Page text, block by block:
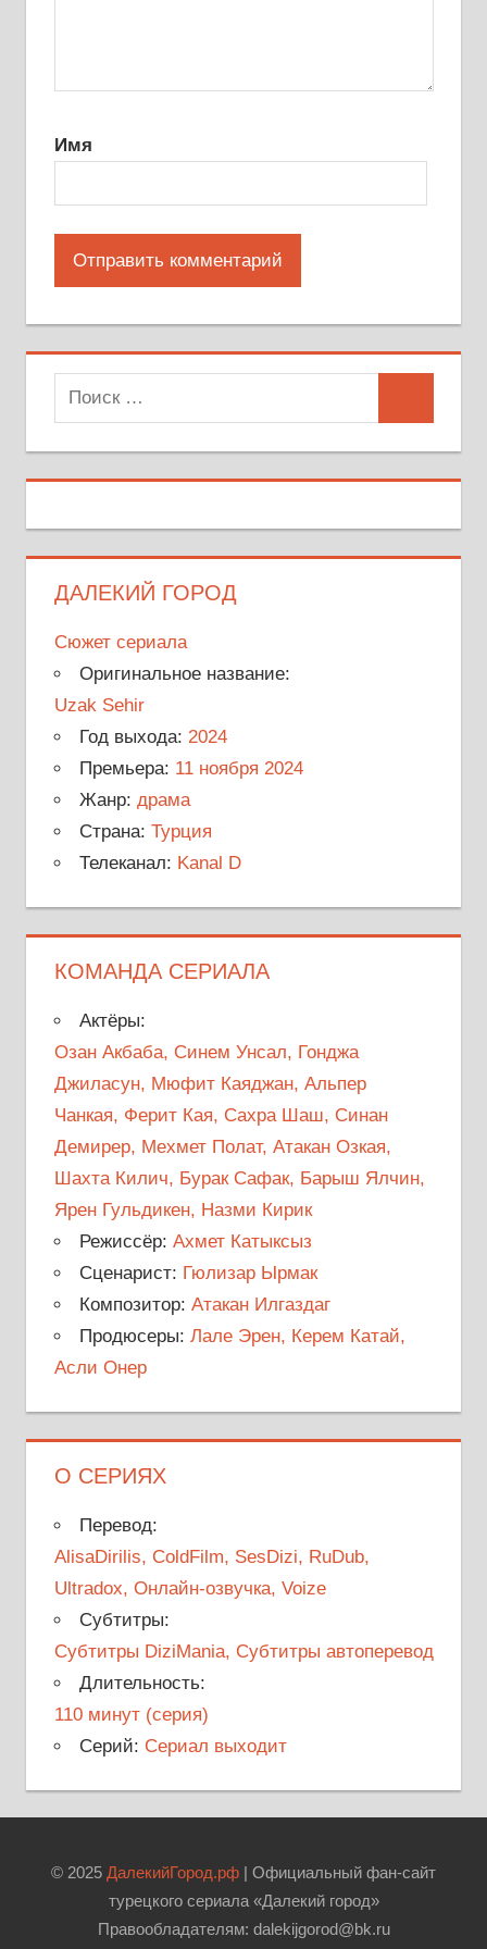
Имя
Поиск
для:
ДАЛЕКИЙ ГОРОД
Сюжет сериала
Оригинальное название:
Uzak Sehir
Год выхода: 2024
Премьера: 11 ноября 2024
Жанр: драма
Страна: Турция
Телеканал: Kanal D
КОМАНДА СЕРИАЛА
Актёры:
Озан Акбаба, Синем Унсал, Гонджа
Джиласун, Мюфит Каяджан, Альпер
Чанкая, Ферит Кая, Сахра Шаш, Синан
Демирер, Мехмет Полат, Атакан Озкая,
Шахта Килич, Бурак Сафак, Барыш Ялчин,
Ярен Гульдикен, Назми Кирик
Режиссёр: Ахмет Катыксыз
Сценарист: Гюлизар Ырмак
Композитор: Атакан Илгаздаг
Продюсеры: Лале Эрен, Керем Катай,
Асли Онер
О СЕРИЯХ
Перевод:
AlisaDirilis, ColdFilm, SesDizi, RuDub,
Ultradox, Онлайн-озвучка, Voize
Субтитры:
Субтитры DiziMania, Субтитры автоперевод
Длительность:
110 минут (серия)
Серий: Сериал выходит
© 2025 ДалекийГород.рф | Официальный фан-сайт
турецкого сериала «Далекий город»
Правообладателям: dalekijgorod@bk.ru